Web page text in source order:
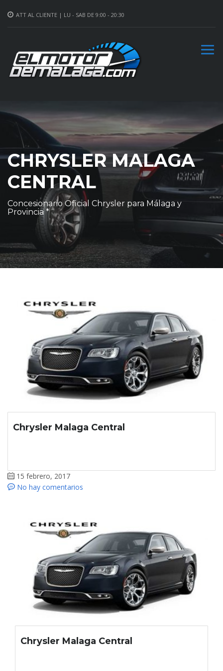
ATT AL CLIENTE | LU - SAB DE 9:00 - 20:30
CHRYSLER MALAGA
CENTRAL
Concesionario Oficial Chrysler para Málaga y
Provincia *
Chrysler Malaga Central
15 febrero, 2017
No hay comentarios
Chrysler Malaga Central